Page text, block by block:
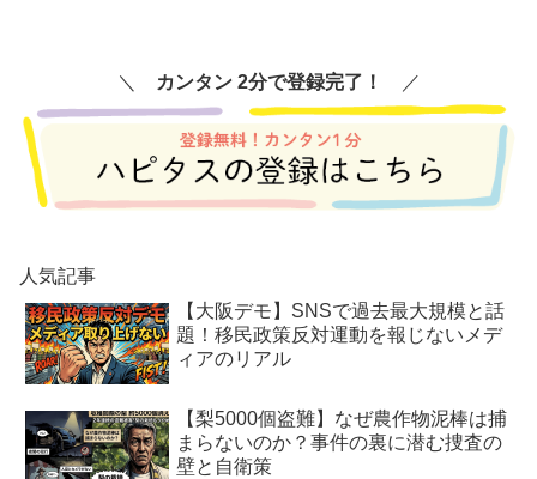
＼ カンタン 2分で登録完了！ ／
人気記事
【大阪デモ】SNSで過去最大規模と話
題！移民政策反対運動を報じないメデ
ィアのリアル
【梨5000個盗難】なぜ農作物泥棒は捕
まらないのか？事件の裏に潜む捜査の
壁と自衛策